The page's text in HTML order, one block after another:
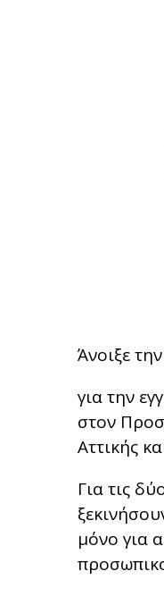
Άνοιξε
για την
στον
Αττικής
Για τις
μόνο για